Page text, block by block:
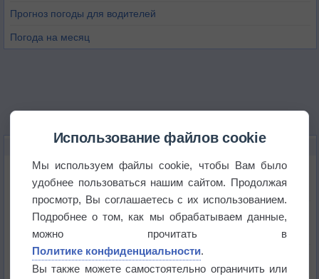
Прогноз погоды для водителей
Погода на месяц
Погода в Екатеринбурге 6 августа
Погода в Краснодаре 6 августа
Погода в Санкт-Петербурге 6 августа
Использование файлов cookie
Мы используем файлы cookie, чтобы Вам было
удобнее пользоваться нашим сайтом. Продолжая
просмотр, Вы соглашаетесь с их использованием.
Подробнее о том, как мы обрабатываем данные,
можно прочитать в
Политике конфиденциальности.
Вы также можете самостоятельно ограничить или